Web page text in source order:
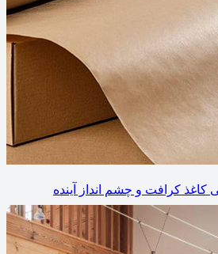
کاغذ کرافت و چشم انداز آینده